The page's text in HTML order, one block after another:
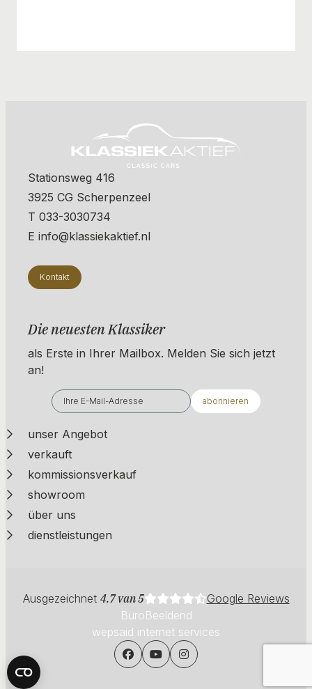
Stationsweg 416
3925 CG Scherpenzeel
T 033-3030734
E info@klassiekaktief.nl
Kontakt
Die neuesten Klassiker
als Erste in Ihrer Mailbox. ​​​​​​Melden Sie sich jetzt
an!
abonnieren
unser Angebot
verkauft
kommissionsverkauf
showroom
über uns
dienstleistungen
Ausgezeichnet 4.7 van 5
Google Reviews
BuroBeeldend
wepsaid internet services